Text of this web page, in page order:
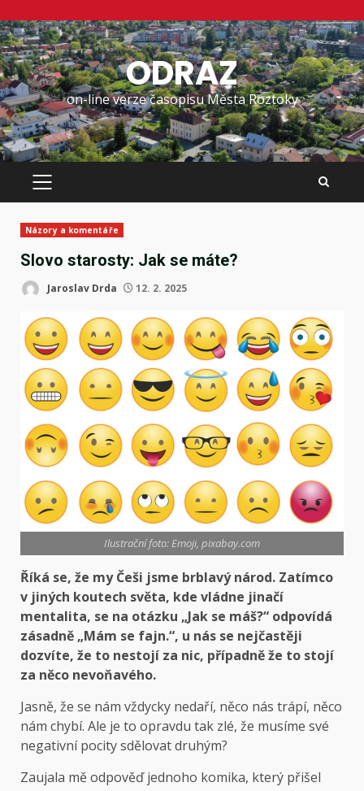
Skip
to
content
ODRAZ
on-line verze časopisu Města Roztoky
PRIMARY
Názory a komentáře
Slovo starosty: Jak se máte?
Jaroslav Drda 12. 2. 2025
Ilustrační foto: Emoji, pixabay.com
Říká se, že my Češi jsme brblavý národ. Zatímco
v jiných koutech světa, kde vládne jinačí
mentalita, se na otázku „Jak se máš?“ odpovídá
zásadně „Mám se fajn.“, u nás se nejčastěji
dozvíte, že to nestojí za nic, případně že to stojí
za něco nevoňavého.
Jasně, že se nám vždycky nedaří, něco nás trápí, něco
nám chybí. Ale je to opravdu tak zlé, že musíme své
negativní pocity sdělovat druhým?
Zaujala mě odpověď jednoho komika, který přišel